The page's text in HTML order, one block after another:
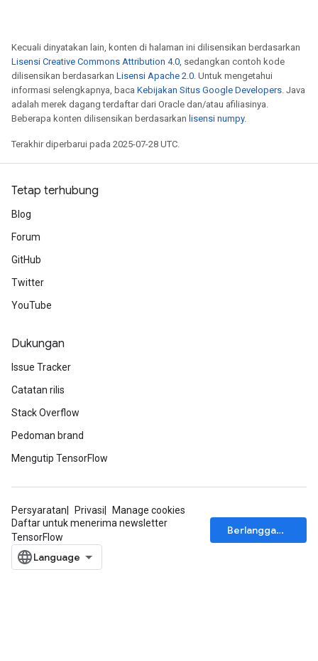
Kecuali dinyatakan lain, konten di halaman ini dilisensikan berdasarkan
Lisensi Creative Commons Attribution 4.0, sedangkan contoh kode
dilisensikan berdasarkan Lisensi Apache 2.0. Untuk mengetahui
informasi selengkapnya, baca Kebijakan Situs Google Developers. Java
adalah merek dagang terdaftar dari Oracle dan/atau afiliasinya.
Beberapa konten dilisensikan berdasarkan lisensi numpy.
Terakhir diperbarui pada 2025-07-28 UTC.
Tetap terhubung
Blog
Forum
GitHub
Twitter
YouTube
Dukungan
Issue Tracker
Catatan rilis
Stack Overflow
Pedoman brand
Mengutip TensorFlow
Persyaratan Privasi
Manage cookies
Daftar untuk menerima newsletter
TensorFlow
Berlangganan